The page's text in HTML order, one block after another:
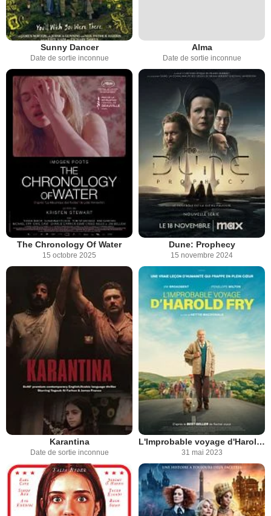
Sunny Dancer
Date de sortie inconnue
Alma
Date de sortie inconnue
The Chronology Of Water
15 octobre 2025
Dune: Prophecy
15 novembre 2024
Karantina
Date de sortie inconnue
L'Improbable voyage d'Harold Fry
31 mai 2023